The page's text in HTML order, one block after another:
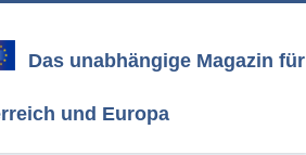
Das unabhängige Magazin für
und Europa